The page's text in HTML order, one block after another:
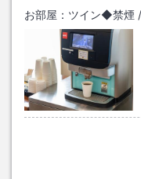
お部屋： ツイン◆禁煙 /